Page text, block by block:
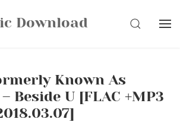
Download SEARCH
Known As
Beside U [FLAC +MP3